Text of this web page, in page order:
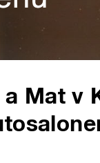
a Mat v